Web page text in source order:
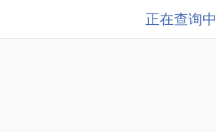
正在查询中